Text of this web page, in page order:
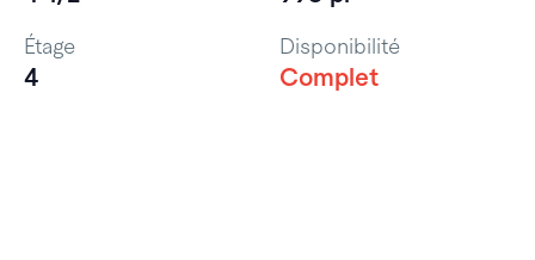
Étage
4
Disponibilité
Complet